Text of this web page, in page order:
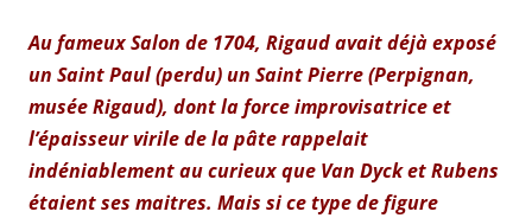
Au fameux Salon de 1704, Rigaud avait déjà exposé
un Saint Paul (perdu) un Saint Pierre (Perpignan,
musée Rigaud), dont la force improvisatrice et
l’épaisseur virile de la pâte rappelait
indéniablement au curieux que Van Dyck et Rubens
étaient ses maitres. Mais si ce type de figure